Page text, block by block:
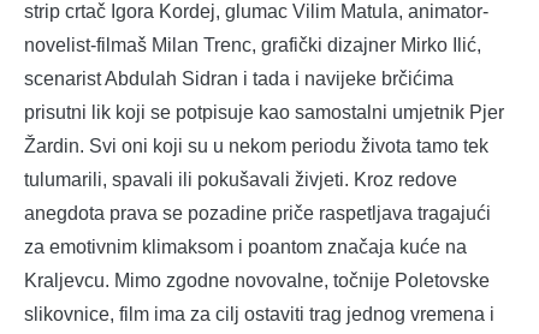
strip crtač Igora Kordej, glumac Vilim Matula, animator-
novelist-filmaš Milan Trenc, grafički dizajner Mirko Ilić,
scenarist Abdulah Sidran i tada i navijeke brčićima
prisutni lik koji se potpisuje kao samostalni umjetnik Pjer
Žardin. Svi oni koji su u nekom periodu života tamo tek
tulumarili, spavali ili pokušavali živjeti. Kroz redove
anegdota prava se pozadine priče raspetljava tragajući
za emotivnim klimaksom i poantom značaja kuće na
Kraljevcu. Mimo zgodne novovalne, točnije Poletovske
slikovnice, film ima za cilj ostaviti trag jednog vremena i